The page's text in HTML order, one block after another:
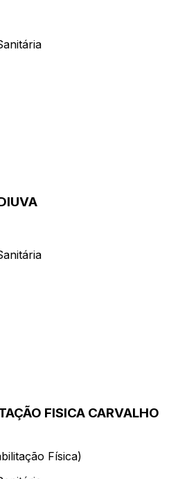
FISICA CARVALHO
Física)